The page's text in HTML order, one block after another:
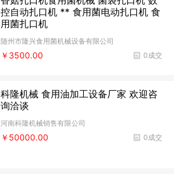
控自动扎口机 ** 食用菌电动扎口机 食
用菌扎口机
随州市隆兴食用菌机械设备有限公司
0成交
￥3500.00
科隆机械 食用油加工设备厂家 欢迎咨
询洽谈
河南科隆机械销售有限公司
0成交
￥50000.00